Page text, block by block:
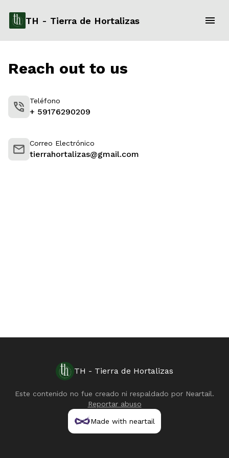
TH - Tierra de Hortalizas
Reach out to us
Teléfono
+ 59176290209
Correo Electrónico
tierrahortalizas@gmail.com
TH - Tierra de Hortalizas
Este contenido no fue creado ni respaldado por Neartail.
Reportar abuso
Made with neartail